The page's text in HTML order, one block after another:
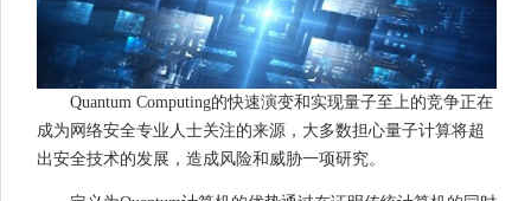
Quantum Computing的快速演变和实现量子至上的竞争正在
成为网络安全专业人士关注的来源，大多数担心量子计算将超
出安全技术的发展，造成风险和威胁一项研究。